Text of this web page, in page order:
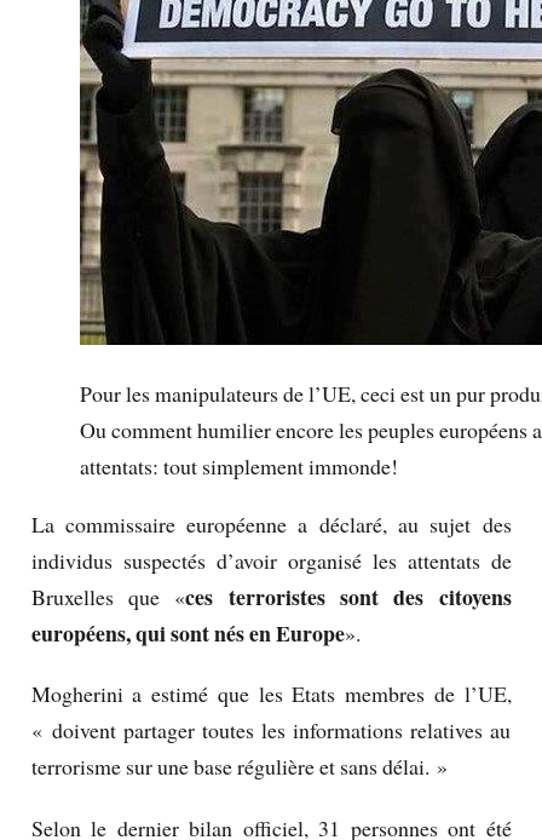
Pour les manipulateurs de l’UE, ceci est un pur
Ou comment humilier encore les peuples européens
attentats: tout simplement immonde!
La commissaire européenne a déclaré, au sujet des
individus suspectés d’avoir organisé les attentats de
Bruxelles que «ces terroristes sont des citoyens
européens, qui sont nés en Europe».
Mogherini a estimé que les Etats membres de l’UE,
« doivent partager toutes les informations relatives au
terrorisme sur une base régulière et sans délai. »
Selon le dernier bilan officiel, 31 personnes ont été